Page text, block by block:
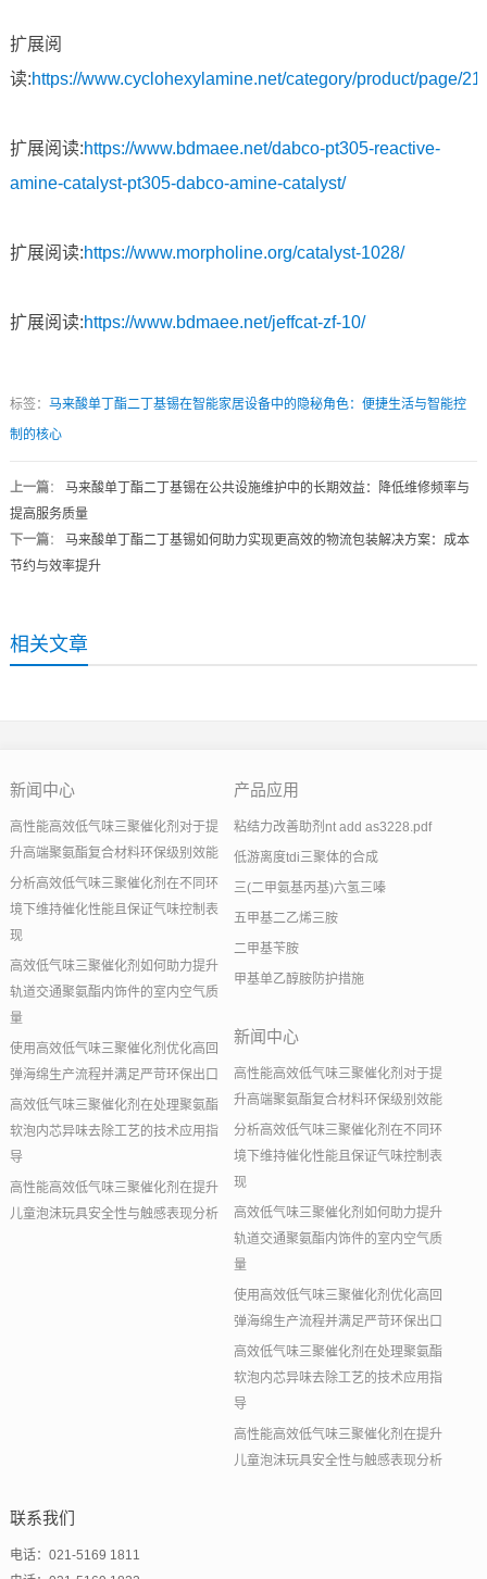
扩展阅
读:https://www.cyclohexylamine.net/category/product/page/21/
扩展阅读:https://www.bdmaee.net/dabco-pt305-reactive-
amine-catalyst-pt305-dabco-amine-catalyst/
扩展阅读:https://www.morpholine.org/catalyst-1028/
扩展阅读:https://www.bdmaee.net/jeffcat-zf-10/
标签： 马来酸单丁酯二丁基锡在智能家居设备中的隐秘角色：便捷生活与智能控
制的核心
上一篇： 马来酸单丁酯二丁基锡在公共设施维护中的长期效益：降低维修频率与
提高服务质量
下一篇： 马来酸单丁酯二丁基锡如何助力实现更高效的物流包装解决方案：成本
节约与效率提升
相关文章
新闻中心
高性能高效低气味三聚催化剂对于提
升高端聚氨酯复合材料环保级别效能
分析高效低气味三聚催化剂在不同环
境下维持催化性能且保证气味控制表
现
高效低气味三聚催化剂如何助力提升
轨道交通聚氨酯内饰件的室内空气质
量
使用高效低气味三聚催化剂优化高回
弹海绵生产流程并满足严苛环保出口
高效低气味三聚催化剂在处理聚氨酯
软泡内芯异味去除工艺的技术应用指
导
高性能高效低气味三聚催化剂在提升
儿童泡沫玩具安全性与触感表现分析
产品应用
粘结力改善助剂nt add as3228.pdf
低游离度tdi三聚体的合成
三(二甲氨基丙基)六氢三嗪
五甲基二乙烯三胺
二甲基苄胺
甲基单乙醇胺防护措施
新闻中心
高性能高效低气味三聚催化剂对于提
升高端聚氨酯复合材料环保级别效能
分析高效低气味三聚催化剂在不同环
境下维持催化性能且保证气味控制表
现
高效低气味三聚催化剂如何助力提升
轨道交通聚氨酯内饰件的室内空气质
量
使用高效低气味三聚催化剂优化高回
弹海绵生产流程并满足严苛环保出口
高效低气味三聚催化剂在处理聚氨酯
软泡内芯异味去除工艺的技术应用指
导
高性能高效低气味三聚催化剂在提升
儿童泡沫玩具安全性与触感表现分析
联系我们
电话：021-5169 1811